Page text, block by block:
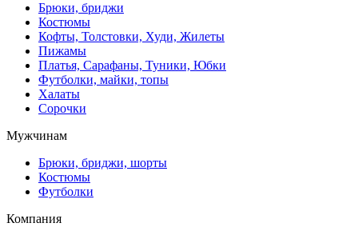
Брюки, бриджи
Костюмы
Кофты, Толстовки, Худи, Жилеты
Пижамы
Платья, Сарафаны, Туники, Юбки
Футболки, майки, топы
Халаты
Сорочки
Мужчинам
Брюки, бриджи, шорты
Костюмы
Футболки
Компания